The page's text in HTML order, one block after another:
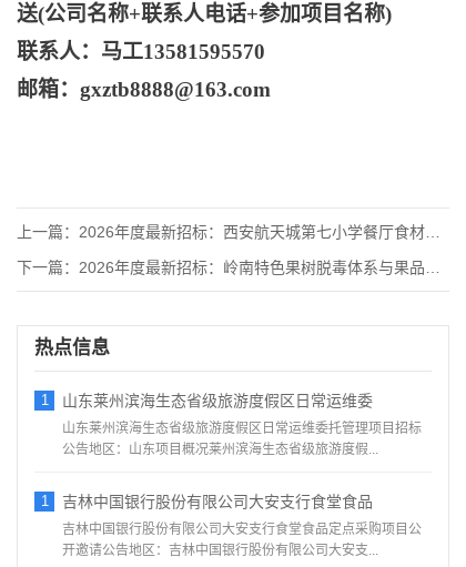
送(公司名称+联系人电话+参加项目名称)
联系人：马工13581595570
邮箱： gxztb8888@163.com
上一篇： 2026年度最新招标：西安航天城第七小学餐厅食材采购及配送项
下一篇： 2026年度最新招标：岭南特色果树脱毒体系与果品品质评价标准
热点信息
1 山东莱州滨海生态省级旅游度假区日常运维委
山东莱州滨海生态省级旅游度假区日常运维委托管理项目招标
公告地区：山东项目概况莱州滨海生态省级旅游度假...
1 吉林中国银行股份有限公司大安支行食堂食品
吉林中国银行股份有限公司大安支行食堂食品定点采购项目公
开邀请公告地区：吉林中国银行股份有限公司大安支...